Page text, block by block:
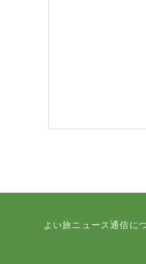
よい旅ニュース通信に